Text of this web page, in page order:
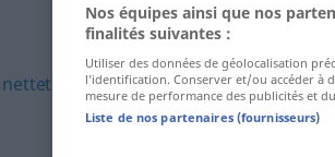
netteté
Nos équipes ainsi que nos
finalités suivantes :
Utiliser des données de géolocalisation
l’identification. Conserver et/ou accéder à
mesure de performance des publicités et
Liste de nos partenaires (fournisseurs)